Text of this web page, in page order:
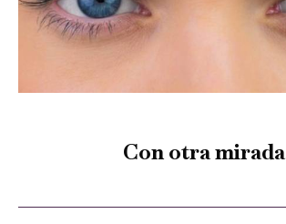
Con otra mirada